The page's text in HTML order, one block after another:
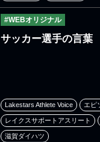
#WEBオリジナル
サッカー選手の言
Lakestars Athlete Voice エピ
レイクスサポートアスリート
滋賀ダイハツ